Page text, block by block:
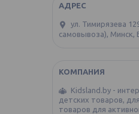
ул. Тимирязева
самовывоза), Минск,
Kidsland.by -
детских товаров,
товаров для